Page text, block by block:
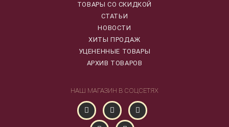
ТОВАРЫ СО СКИДКОЙ
СТАТЬИ
НОВОСТИ
ХИТЫ ПРОДАЖ
УЦЕНЕННЫЕ ТОВАРЫ
АРХИВ ТОВАРОВ
НАШ МАГАЗИН В СОЦСЕТЯХ